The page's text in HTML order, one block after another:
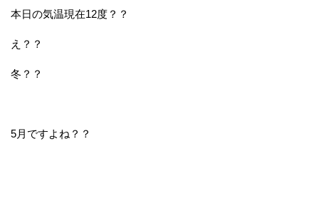
本日の気温現在12度？？
え？？
冬？？
5月ですよね？？